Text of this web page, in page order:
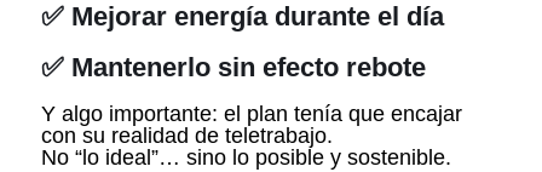
✅ Mejorar energía durante el día
✅ Mantenerlo sin efecto rebote
Y algo importante: el plan tenía que encajar
con su realidad de teletrabajo.
No “lo ideal”… sino lo posible y sostenible.